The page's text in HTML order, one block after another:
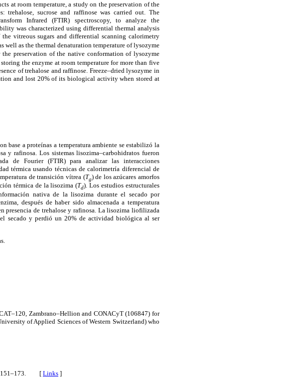
at room temperature, a study on the preservation of the
trehalose, sucrose and raffinose was carried out. The
Infrared (FTIR) spectroscopy, to analyze the
was characterized using differential thermal analysis
vitreous sugars and differential scanning calorimetry
well as the thermal denaturation temperature of lysozyme
preservation of the native conformation of lysozyme
the enzyme at room temperature for more than five
of trehalose and raffinose. Freeze–dried lysozyme in
and lost 20% of its biological activity when stored at
base a proteínas a temperatura ambiente se estabilizó la
y rafinosa. Los sistemas lisozima–carbohidratos fueron
de Fourier (FTIR) para analizar las interacciones
térmica usando técnicas de calorimetría diferencial de
de transición vítrea (Tg) de los azúcares amorfos
térmica de la lisozima (Td). Los estudios estructurales
nativa de la lisozima durante el secado por
después de haber sido almacenada a temperatura
presencia de trehalose y rafinosa. La lisozima liofilizada
secado y perdió un 20% de actividad biológica al ser
Zambrano–Hellion and CONACyT (106847) for
of Applied Sciences of Western Switzerland) who
, 151–173. [ Links ]